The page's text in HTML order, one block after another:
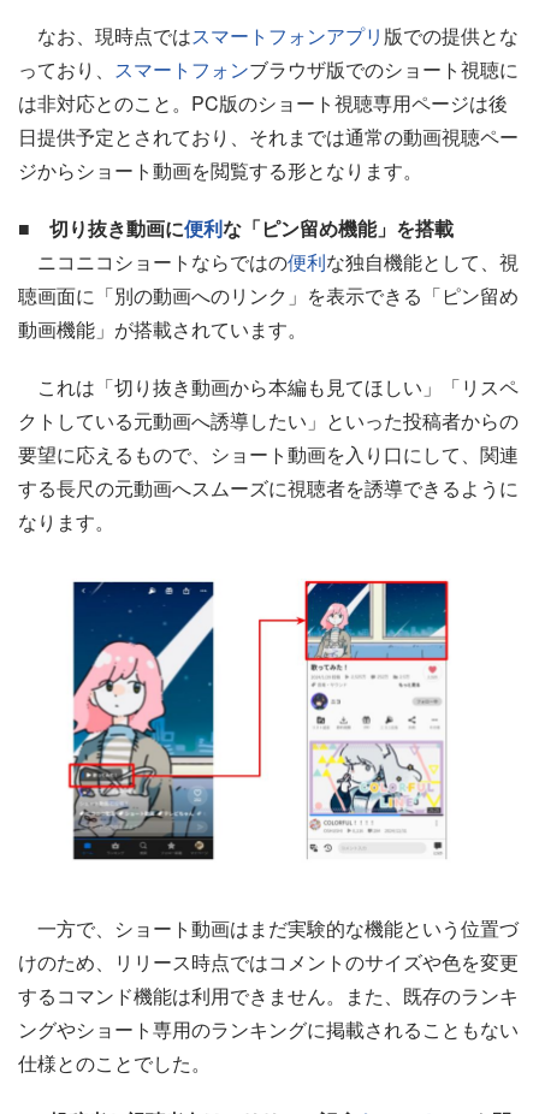
なお、現時点ではスマートフォンアプリ 版での提供とな
っており、 スマートフォンブラウザ版でのショート視聴に
は非対応とのこと。PC版のショート視聴専用ページは後
日提供予定とされており、それまでは通常の動画視聴ペー
ジからショート動画を閲覧する形となります。
■ 切り抜き動画に便利な「ピン留め機能」を搭載
ニコニコショートならではの便利な独自機能として、視
聴画面に「別の動画へのリンク」を表示できる「ピン留め
動画機能」が搭載されています。
これは「切り抜き動画から本編も見てほしい」「リスペ
クトしている元動画へ誘導したい」といった投稿者からの
要望に応えるもので、ショート動画を入り口にして、関連
する長尺の元動画へスムーズに視聴者を誘導できるように
なります。
一方で、ショート動画はまだ実験的な機能という位置づ
けのため、リリース時点ではコメントのサイズや色を変更
するコマンド機能は利用できません。また、既存のランキ
ングやショート専用のランキングに掲載されることもない
仕様とのことでした。